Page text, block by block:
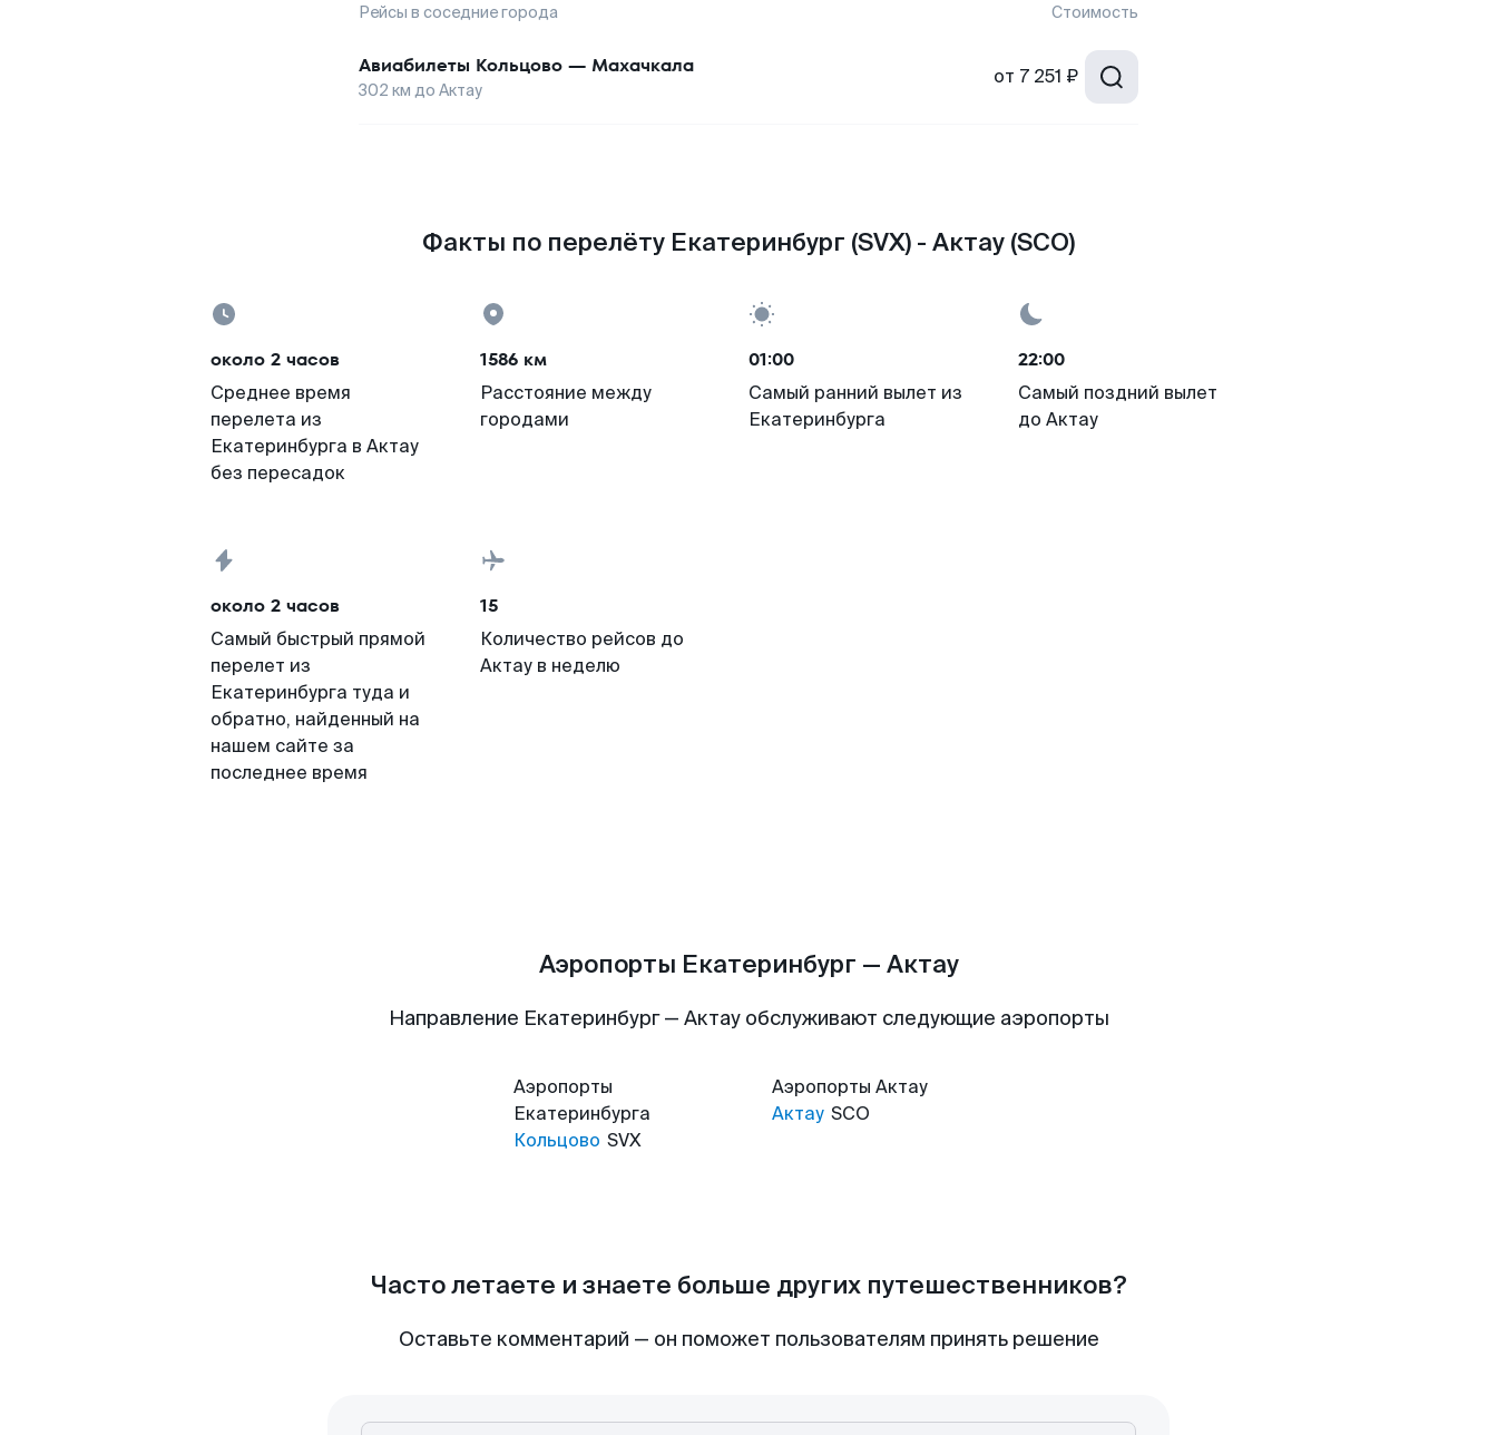
Рейсы в соседние города Стоимость
Авиабилеты Кольцово — Махачкала
302 км до Актау
от 7 251 ₽
Факты по перелёту Екатеринбург (SVX) - Актау (SCO)
около 2 часов
Среднее время
перелета из
Екатеринбурга в Актау
без пересадок
1586 км
Расстояние между
городами
01:00
Самый ранний вылет из
Екатеринбурга
22:00
Самый поздний вылет
до Актау
около 2 часов
Самый быстрый прямой
перелет из
Екатеринбурга туда и
обратно, найденный на
нашем сайте за
последнее время
15
Количество рейсов до
Актау в неделю
Аэропорты Екатеринбург — Актау
Направление Екатеринбург — Актау обслуживают следующие аэропорты
Аэропорты
Екатеринбурга
Кольцово SVX
Аэропорты Актау
Актау SCO
Часто летаете и знаете больше других путешественников?
Оставьте комментарий — он поможет пользователям принять решение